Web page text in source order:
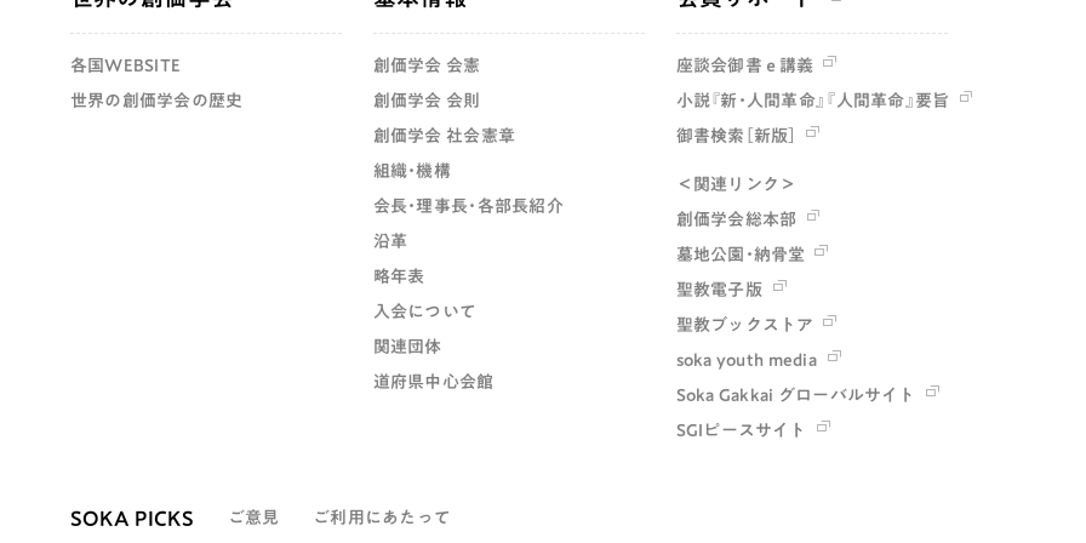
各国WEBSITE
世界の創価学会の歴史
創価学会 会憲
創価学会 会則
創価学会 社会憲章
組織・機構
会長・理事長・各部長紹介
沿革
略年表
入会について
関連団体
道府県中心会館
座談会御書ｅ講義
小説『新・人間革命』『人間革命』要旨
御書検索［新版］
＜関連リンク＞
創価学会総本部
墓地公園・納骨堂
聖教電子版
聖教ブックストア
soka youth media
Soka Gakkai グローバルサイト
SGIピースサイト
SOKA PICKS ご意見 ご利用にあたって